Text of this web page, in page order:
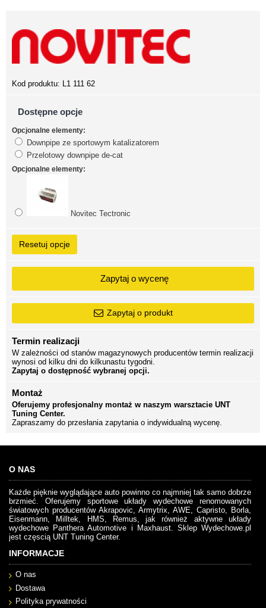
Kod produktu: L1 111 62
Dostępne opcje
Opcjonalne elementy:
Downpipe ze sportowym katalizatorem
Przelotowy downpipe de-cat
Opcjonalne elementy:
Novitec Tectronic
Resetuj opcje
Zapytaj o wycenę
Zapytaj o produkt
Termin realizacji
W zależności od stanów magazynowych producentów termin realizacji
wynosi od kilku dni do kilkunastu tygodni.
Zapytaj o dostępność wybranej opcji.
Montaż
Oferujemy profesjonalny montaż w naszym warsztacie UNT
Tuning Center.
Zapraszamy do przesłania zapytania o indywidualną wycenę.
O NAS
Każde pięknie wyglądające auto powinno co najmniej tak samo dobrze
brzmieć. Oferujemy sportowe układy wydechowe renomowanych
światowych producentów Akrapovic, Armytrix, AWE, Capristo, Borla,
Eisenmann, Milltek, HMS, Remus, jak również aktywne układy
wydechowe Panthera Automotive i Maxhaust. Sklep Wydechowe.pl
jest częscią UNT Tuning Center.
INFORMACJE
O nas
Dostawa
Polityka prywatności